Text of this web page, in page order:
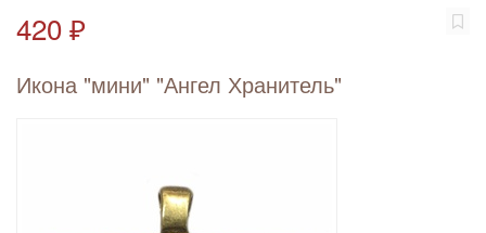
420 ₽
Икона "мини" "Ангел Хранитель"